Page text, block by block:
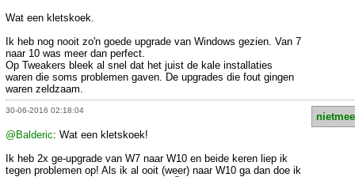
Wat een kletskoek.
Ik heb nog nooit zo'n goede upgrade van Windows gezien. Van 7
naar 10 was meer dan perfect.
Op Tweakers bleek al snel dat het juist de kale installaties
waren die soms problemen gaven. De upgrades die fout gingen
waren zeldzaam.
30-06-2016 02:18:04
@Balderic: Wat een kletskoek!
Ik heb 2x ge-upgrade van W7 naar W10 en beide keren liep ik
tegen problemen op! Als ik al ooit (weer) naar W10 ga dan doe ik